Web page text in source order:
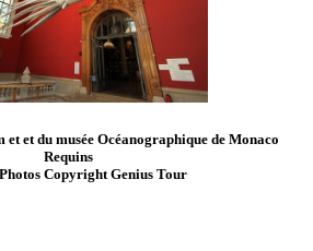
et du musée Océanographique de Monaco
Requins
Copyright Genius Tour